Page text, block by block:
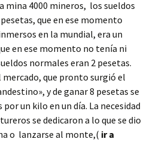
mina 4000 mineros, los sueldos
que en ese momento
en la mundial, era un
en ese momento no tenía ni
normales eran 2 pesetas.
mercado, que pronto surgió el
y de ganar 8 pesetas se
un kilo en un día. La necesidad
se dedicaron a lo que se dio
o lanzarse al monte,( ir a